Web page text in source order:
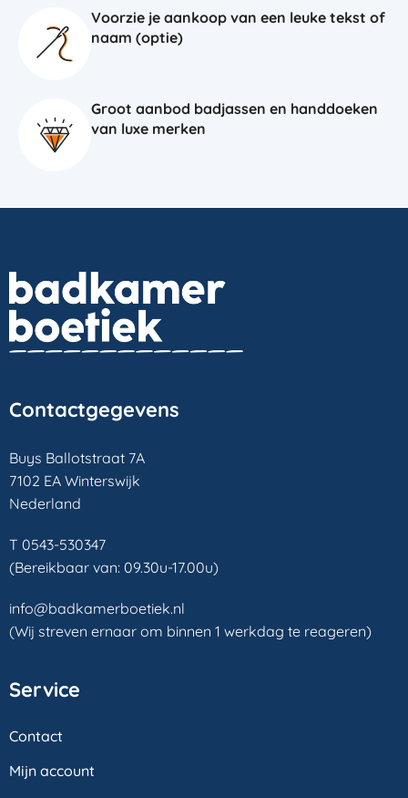
Voorzie je aankoop van een leuke tekst of
naam (optie)
Groot aanbod badjassen en handdoeken
van luxe merken
Contactgegevens
Buys Ballotstraat 7A
7102 EA Winterswijk
Nederland
T 0543-530347
(Bereikbaar van: 09.30u-17.00u)
info@badkamerboetiek.nl
(Wij streven ernaar om binnen 1 werkdag te reageren)
Service
Contact
Mijn account